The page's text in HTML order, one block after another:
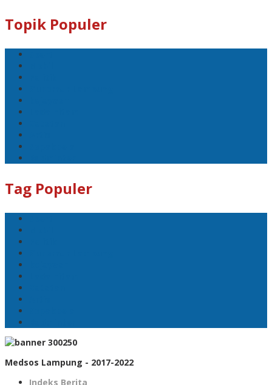
Topik Populer
Tag Populer
Medsos Lampung - 2017-2022
Indeks Berita